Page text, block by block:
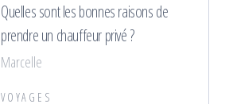
Quelles sont les bonnes raisons de
prendre un chauffeur privé ?
Marcelle
VOYAGES